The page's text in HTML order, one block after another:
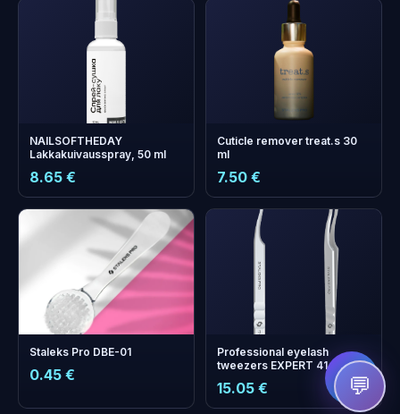
NAILSOFTHEDAY
Lakkakuivausspray, 50 ml
8.65 €
Cuticle remover treat.s 30
ml
7.50 €
Staleks Pro DBE-01
0.45 €
Professional eyelash
tweezers EXPERT 41 TYPE 6
15.05 €
+0bonus points
Collect and save on your
💬